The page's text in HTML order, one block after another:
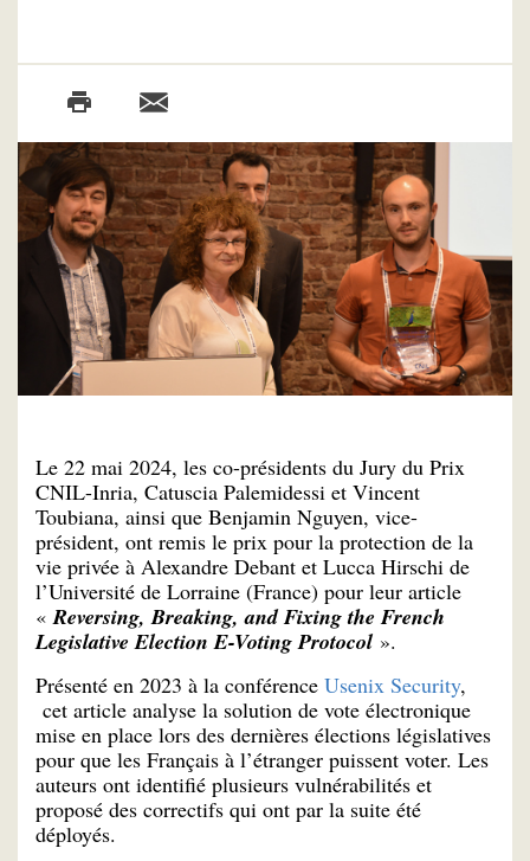
Le 22 mai 2024, les co-présidents du Jury du Prix
CNIL-Inria, Catuscia Palemidessi et Vincent
Toubiana, ainsi que Benjamin Nguyen, vice-
président, ont remis le prix pour la protection de la
vie privée à Alexandre Debant et Lucca Hirschi de
l’Université de Lorraine (France) pour leur article
«Reversing, Breaking, and Fixing the French
Legislative Election E-Voting Protocol ».
Présenté en 2023 à la conférence Usenix Security,
cet article analyse la solution de vote électronique
mise en place lors des dernières élections législatives
pour que les Français à l’étranger puissent voter. Les
auteurs ont identifié plusieurs vulnérabilités et
proposé des correctifs qui ont par la suite été
déployés.